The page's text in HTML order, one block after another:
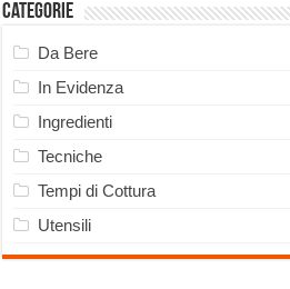
Categorie
Da Bere
In Evidenza
Ingredienti
Tecniche
Tempi di Cottura
Utensili